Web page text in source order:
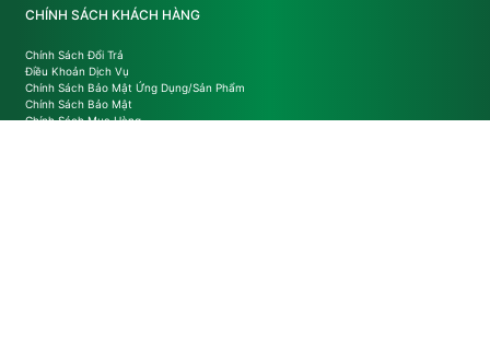
CHÍNH SÁCH KHÁCH HÀNG
Chính Sách Đổi Trả
Điều Khoản Dịch Vụ
Chính Sách Bảo Mật Ứng Dụng/Sản Phẩm
Chính Sách Bảo Mật
Chính Sách Mua Hàng